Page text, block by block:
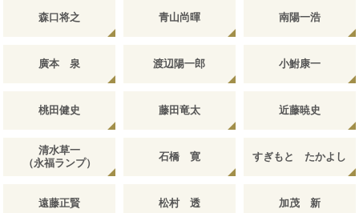
森口将之 青山尚暉 南陽一浩
廣本 泉 渡辺陽一郎 小鮒康一
桃田健史 藤田竜太 近藤暁史
清水草一
（永福ランプ）
石橋 寛 すぎもと たかよし
遠藤正賢 松村 透 加茂 新